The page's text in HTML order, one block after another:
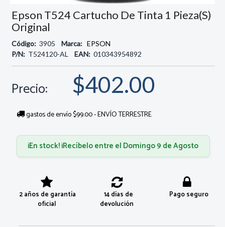
Epson T524 Cartucho De Tinta 1 Pieza(s)
Original
Código: 3905 Marca: EPSON
P/N: T524120-AL EAN: 010343954892
Precio: $402.00
gastos de envío $99.00 - ENVÍO TERRESTRE
¡En stock! ¡Recíbelo entre el Domingo 9 de Agosto
2 años de garantía
oficial
14 días de
devolución
Pago seguro